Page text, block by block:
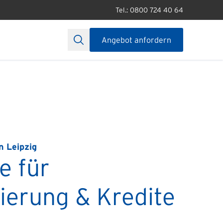
Tel.: 0800 724 40 64
Angebot anfordern
Leipzig
für
& Kredite